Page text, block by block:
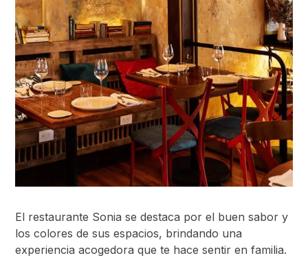
El restaurante Sonia se destaca por el buen sabor y
los colores de sus espacios, brindando una
experiencia acogedora que te hace sentir en familia.